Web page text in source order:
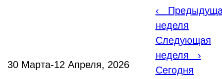
30 Марта-12 Апреля, 2026
‹
неделя
Следующая
неделя ›
Сегодня